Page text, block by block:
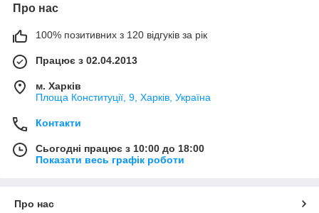
Про нас
100% позитивних з 120 відгуків за рік
Працює з 02.04.2013
м. Харків
Площа Конституції, 9, Харків, Україна
Контакти
Сьогодні працює з 10:00 до 18:00
Показати весь графік роботи
Про нас